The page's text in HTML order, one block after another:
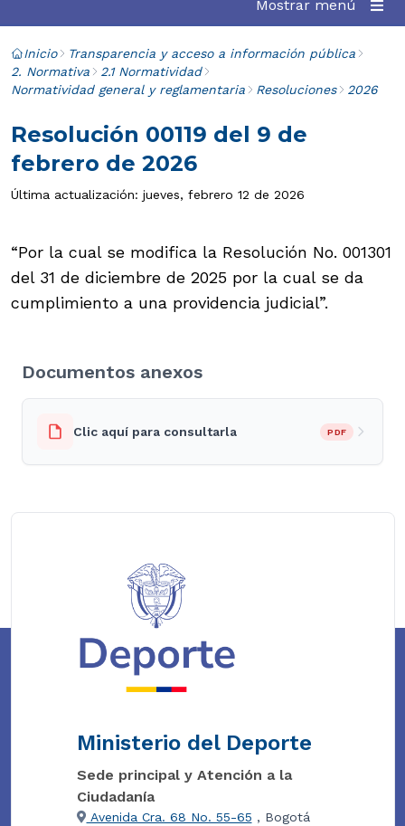
Mostrar menú
Inicio
Transparencia y acceso a información pública
2. Normativa
2.1 Normatividad
Normatividad general y reglamentaria
Resoluciones 2026
Resolución 00119 del 9 de
febrero de 2026
Última actualización: jueves, febrero 12 de 2026
“Por la cual se modifica la Resolución No. 001301
del 31 de diciembre de 2025 por la cual se da
cumplimiento a una providencia judicial”.
Documentos anexos
Clic aquí para consultarla PDF
Ministerio del Deporte
Sede principal y Atención a la
Ciudadanía
Avenida Cra. 68 No. 55-65 , Bogotá